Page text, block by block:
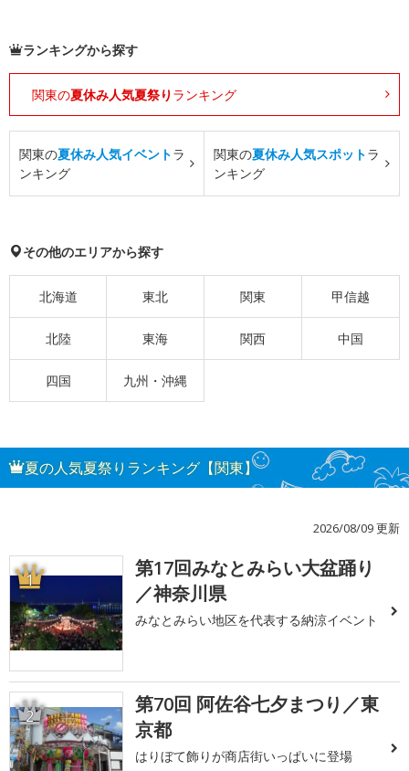
ランキングから探す
関東の夏休み人気夏祭り ランキング
関東の夏休み人気イベントラ
ンキング
関東の夏休み人気スポットラ
ンキング
その他のエリアから探す
北海道 東北 関東 甲信越
北陸 東海 関西 中国
四国 九州・沖縄
夏の人気夏祭りランキング【関東】
2026/08/09 更新
1
第17回みなとみらい大盆踊り
／神奈川県
みなとみらい地区を代表する納涼イベント
2
第70回 阿佐谷七夕まつり／東
京都
はりぼて飾りが商店街いっぱいに登場